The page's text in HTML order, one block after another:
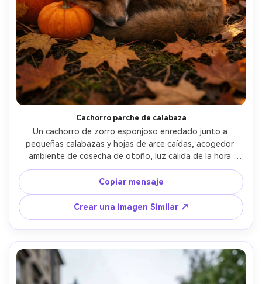
Cachorro parche de calabaza
Un cachorro de zorro esponjoso enredado junto a
pequeñas calabazas y hojas de arce caídas, acogedor
ambiente de cosecha de otoño, luz cálida de la hora
dorada, luces de hadas de fondo suavemente borrosas,
Fujifilm GFX100 80mm, profundidad de campo poco
profunda, calificación de color ámbar rico, texturas de
piel y hojas ultradetalladas, retrato de vida silvestre de
estilo de vida fotorealista-AR 4:5
Copiar mensaje
Crear una imagen Similar ↗